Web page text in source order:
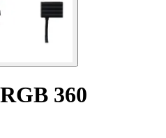
360